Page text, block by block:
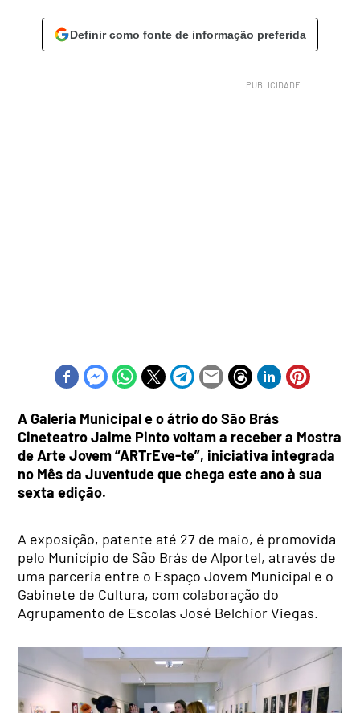
Definir como fonte de informação preferida
A Galeria Municipal e o átrio do São Brás
Cineteatro Jaime Pinto voltam a receber a Mostra
de Arte Jovem “ARTrEve-te”, iniciativa integrada
no Mês da Juventude que chega este ano à sua
sexta edição.
A exposição, patente até 27 de maio, é promovida
pelo Município de São Brás de Alportel, através de
uma parceria entre o Espaço Jovem Municipal e o
Gabinete de Cultura, com colaboração do
Agrupamento de Escolas José Belchior Viegas.